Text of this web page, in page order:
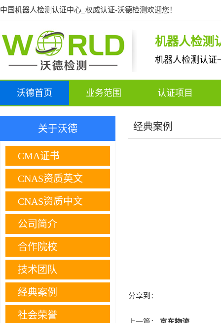
中国机器人检测认证中心_权威认证-沃德检测欢迎您！
机器人检测
机器人检测认证
沃德首页 业务范围 认证项目
关于沃德
CMA证书
CNAS资质英文
CNAS资质中文
公司简介
合作院校
技术团队
经典案例
社会荣誉
经典案例
分享到：